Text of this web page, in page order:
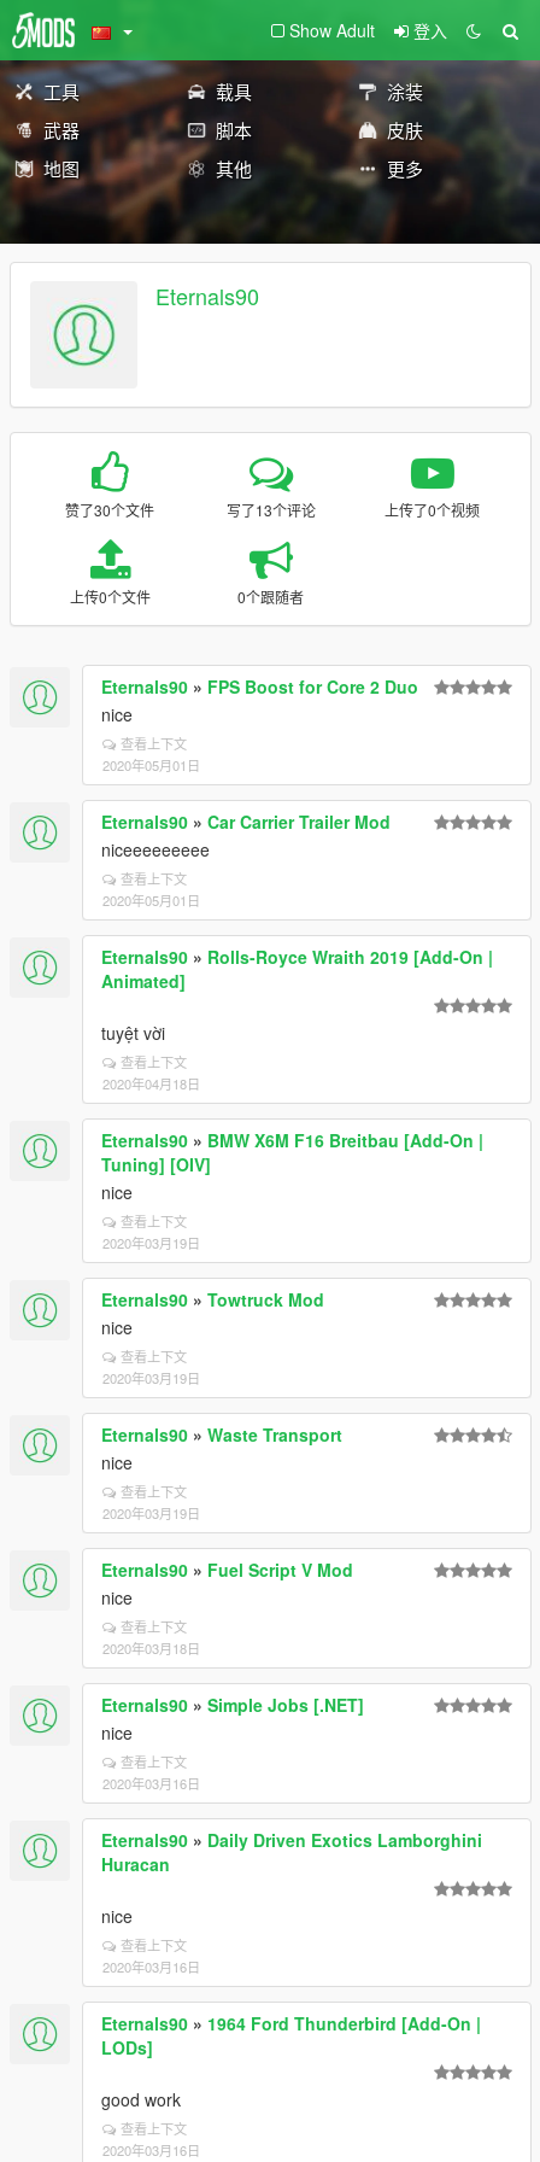
Show Adult 登入
工具 载具
涂装
武器
脚本
皮肤
地图
其他 更多
Eternals90
赞了30个文件 写了13个评论 上传了0个视频
上传0个文件 0个跟随者
Eternals90 » FPS Boost for Core 2 Duo
nice
查看上下文
2020年05月01日
Eternals90 » Car Carrier Trailer Mod
niceeeeeeeee
查看上下文
2020年05月01日
Eternals90 » Rolls-Royce Wraith 2019 [Add-On |
Animated]
tuyệt vời
查看上下文
2020年04月18日
Eternals90 » BMW X6M F16 Breitbau [Add-On |
Tuning] [OIV]
nice
查看上下文
2020年03月19日
Eternals90 » Towtruck Mod
nice
查看上下文
2020年03月19日
Eternals90 » Waste Transport
nice
查看上下文
2020年03月19日
Eternals90 » Fuel Script V Mod
nice
查看上下文
2020年03月18日
Eternals90 » Simple Jobs [.NET]
nice
查看上下文
2020年03月16日
Eternals90 » Daily Driven Exotics Lamborghini
Huracan
nice
查看上下文
2020年03月16日
Eternals90 » 1964 Ford Thunderbird [Add-On |
LODs]
good work
查看上下文
2020年03月16日